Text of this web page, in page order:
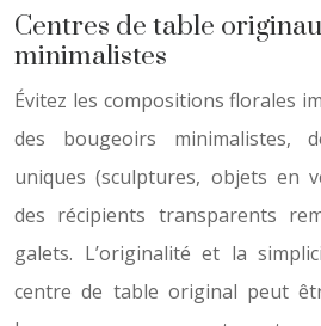
Centres de table
minimalistes
Évitez les compositions florales
des bougeoirs minimalistes,
uniques (sculptures, objets en
des récipients transparents
galets. L’originalité et la
centre de table original peut